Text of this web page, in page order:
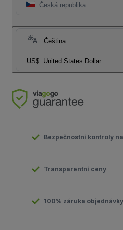
Česká republika
Čeština
US$ United States Dollar
Bezpečnostní kontroly
Transparentní ceny
100% záruka objednávky